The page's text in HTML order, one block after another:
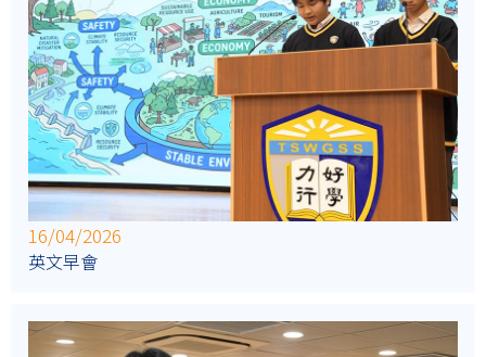
16/04/2026
英文早會